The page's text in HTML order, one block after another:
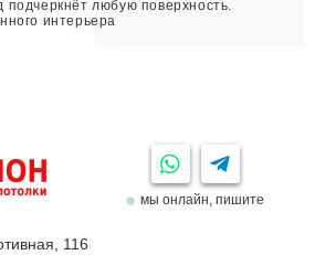
любую поверхность.
интерьера
мы онлайн, пишите
116